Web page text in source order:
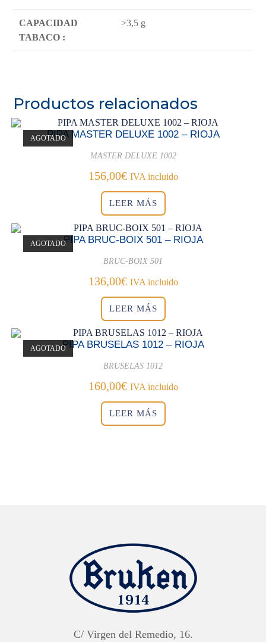
CAPACIDAD
TABACO :
>3,5 g
Productos relacionados
AGOTADO
PIPA MASTER DELUXE 1002 – RIOJA
MASTER DELUXE 1002
156,00€ IVA incluido
LEER MÁS
AGOTADOPIPA BRUC-BOIX 501 – RIOJA
BRUC-BOIX 501
136,00€ IVA incluido
LEER MÁS
AGOTADOPIPA BRUSELAS 1012 – RIOJA
BRUSELAS 1012
160,00€ IVA incluido
LEER MÁS
C/ Virgen del Remedio, 16.